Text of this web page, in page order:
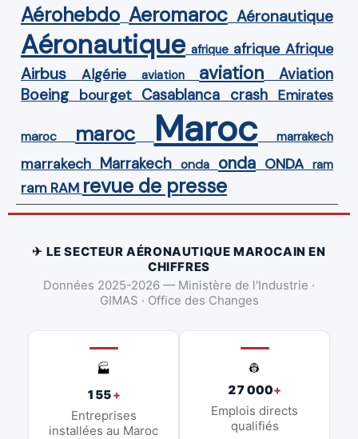
Aérohebdo Aeromaroc Aéronautique
Aéronautique afrique afrique Afrique
Airbus Algérie aviation aviation Aviation
Boeing bourget Casablanca crash Emirates
maroc maroc Maroc marrakech
marrakech Marrakech onda onda ONDA ram
ram RAM revue de presse
✈ LE SECTEUR AÉRONAUTIQUE MAROCAIN EN
CHIFFRES
Données 2025-2026 — Ministère de l'Industrie ·
GIMAS · Office des Changes
🏭
155+
Entreprises
installées au Maroc
👷
27 000+
Emplois directs
qualifiés